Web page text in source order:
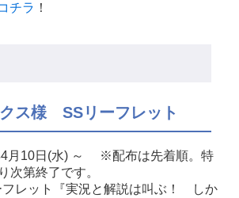
チラ ！
ス様 SSリーフレット
4月10日(水) ～ ※配布は先着順。特
次第終了です。
フレット『実況と解説は叫ぶ！ しか